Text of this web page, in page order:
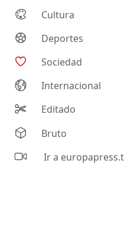
Cultura
Deportes
Sociedad
Internacional
Editado
Bruto
Ir a